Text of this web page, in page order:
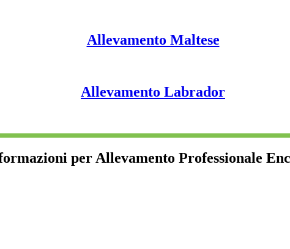
Allevamento Maltese
Allevamento Labrador
per Allevamento Professionale